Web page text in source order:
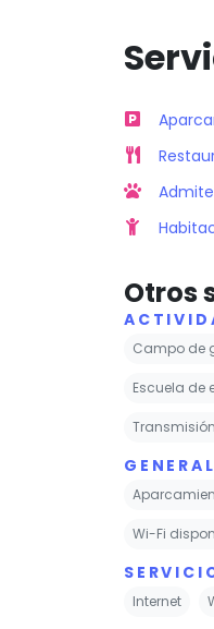
Otros
Campo de
Escuela de
GENERAL
Wi-Fi
Internet